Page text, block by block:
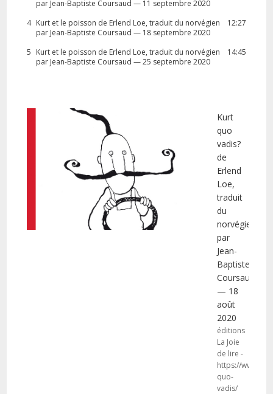
par Jean-Baptiste Coursaud — 11 septembre 2020
4
12:27
Kurt et le poisson de Erlend Loe, traduit du norvégien
par Jean-Baptiste Coursaud — 18 septembre 2020
5
14:45
Kurt et le poisson de Erlend Loe, traduit du norvégien
par Jean-Baptiste Coursaud — 25 septembre 2020
Kurt
quo
vadis?
de
Erlend
Loe,
traduit
du
norvégien
par
Jean-
Baptiste
Coursaud
— 18
août
2020
éditions
La Joie
de lire -
https://
quo-
vadis/